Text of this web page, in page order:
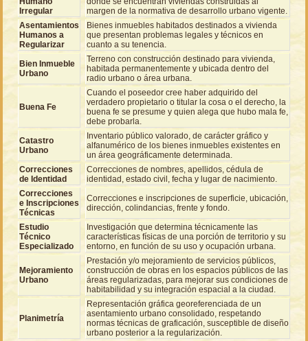
Irregular
margen de la normativa de desarrollo urbano vigente.
Asentamientos
Humanos a
Regularizar
Bienes inmuebles habitados destinados a vivienda
que presentan problemas legales y técnicos en
cuanto a su tenencia.
Bien Inmueble
Urbano
Terreno con construcción destinado para vivienda,
habitada permanentemente y ubicada dentro del
radio urbano o área urbana.
Buena Fe
Cuando el poseedor cree haber adquirido del
verdadero propietario o titular la cosa o el derecho, la
buena fe se presume y quien alega que hubo mala fe,
debe probarla.
Catastro
Urbano
Inventario público valorado, de carácter gráfico y
alfanumérico de los bienes inmuebles existentes en
un área geográficamente determinada.
Correcciones
de Identidad
Correcciones de nombres, apellidos, cédula de
identidad, estado civil, fecha y lugar de nacimiento.
Correcciones
e Inscripciones
Técnicas
Correcciones e inscripciones de superficie, ubicación,
dirección, colindancias, frente y fondo.
Estudio
Técnico
Especializado
Investigación que determina técnicamente las
características físicas de una porción de territorio y su
entorno, en función de su uso y ocupación urbana.
Mejoramiento
Urbano
Prestación y/o mejoramiento de servicios públicos,
construcción de obras en los espacios públicos de las
áreas regularizadas, para mejorar sus condiciones de
habitabilidad y su integración espacial a la ciudad.
Planimetría
Representación gráfica georeferenciada de un
asentamiento urbano consolidado, respetando
normas técnicas de graficación, susceptible de diseño
urbano posterior a la regularización.